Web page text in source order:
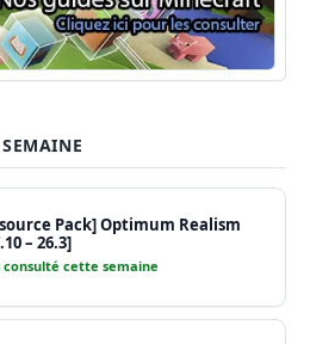
Pack] Optimum Realism
– 26.3]
consulté cette semaine